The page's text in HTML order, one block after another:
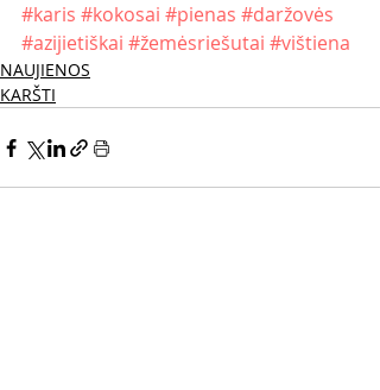
#karis #kokosai #pienas #daržovės
#azijietiškai #žemėsriešutai #vištiena
NAUJIENOS
KARŠTI